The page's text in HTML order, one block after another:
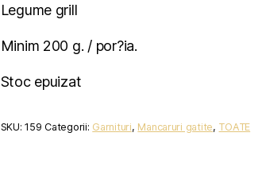
Legume grill
Minim 200 g. / por?ia.
Stoc epuizat
SKU:159 Categorii: Garnituri, Mancaruri gatite, TOATE